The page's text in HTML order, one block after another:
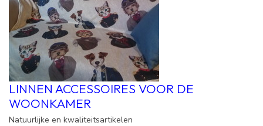
LINNEN ACCESSOIRES VOOR DE
WOONKAMER
Natuurlijke en kwaliteitsartikelen